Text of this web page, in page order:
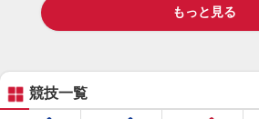
もっと見る
競技一覧